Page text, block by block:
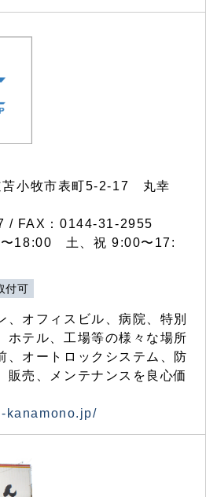
小牧市表町5-2-17 丸幸
/ FAX：0144-31-2955
〜18:00 土、祝 9:00〜17:
付可
、オフィスビル、病院、特別
ホテル、工場等の様々な場所
、オートロックシステム、防
販売、メンテナンスを良心価
kanamono.jp/